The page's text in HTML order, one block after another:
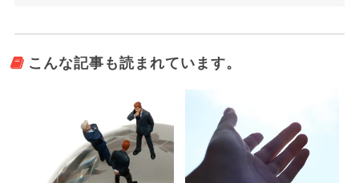
こんな記事も読まれています。